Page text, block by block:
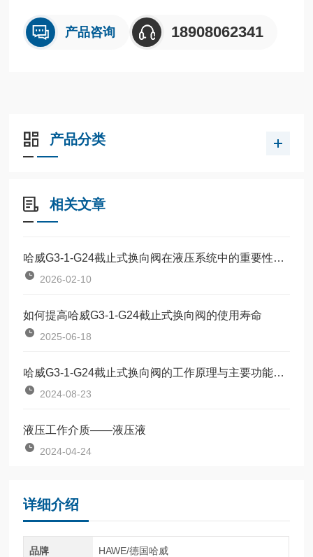
产品咨询 18908062341
产品分类
相关文章
哈威G3-1-G24截止式换向阀在液压系统中的重要性与应用
2026-02-10
如何提高哈威G3-1-G24截止式换向阀的使用寿命
2025-06-18
哈威G3-1-G24截止式换向阀的工作原理与主要功能概述
2024-08-23
液压工作介质——液压液
2024-04-24
详细介绍
品牌 HAWE/德国哈威